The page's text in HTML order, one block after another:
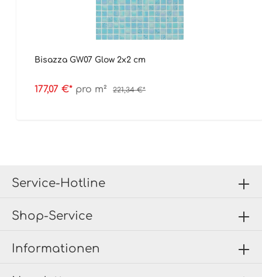
Bisazza GW07 Glow 2x2 cm
177,07 €* pro m² 221,34 €*
Service-Hotline
Shop-Service
Informationen